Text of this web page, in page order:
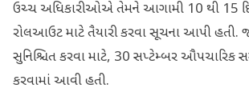
ઉચ્ચ અધિકારીઓએ તેમને આગામી 10 થી 15
રોલઆઉટ માટે તૈયારી કરવા સૂચના આપી હતી.
સુનિશ્ચિત કરવા માટે, 30 સપ્ટેમ્બર ઔપચારિક
કરવામાં આવી હતી.